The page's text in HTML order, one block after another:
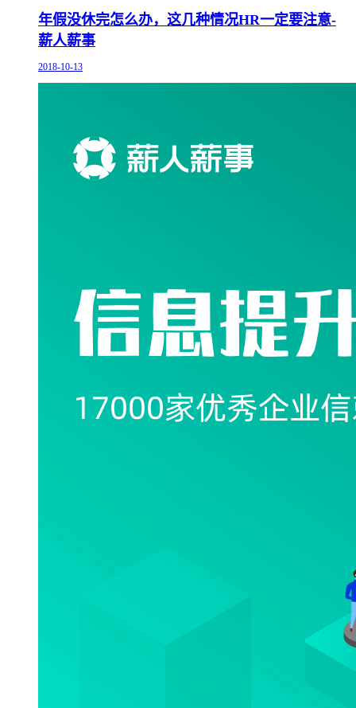
年假没休完怎么办，这几种情况HR一定要注意-
薪人薪事
2018-10-13